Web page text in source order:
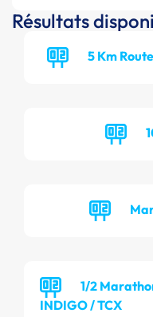
Résultats
5 Km
1/2
INDIGO / TCX